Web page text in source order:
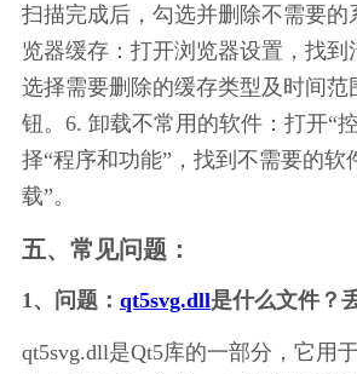
扫描完成后，勾选并删除不需要的
览器缓存：打开浏览器设置，找到
选择需要删除的缓存类型及时间范
钮。6. 卸载不常用的软件：打开“
择“程序和功能”，找到不需要的软
载”。
五、常见问题：
1、问题： qt5svg.dll是什么文件？
qt5svg.dll是Qt5库的一部分，它用